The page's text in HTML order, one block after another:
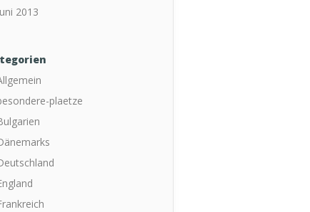
2013
plaetze